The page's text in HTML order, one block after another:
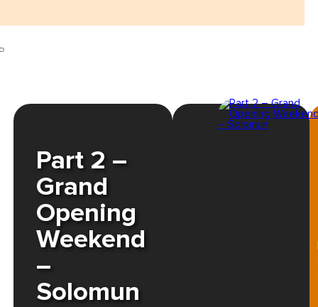
Part 2 –
Grand
Opening
Weekend
–
Solomun